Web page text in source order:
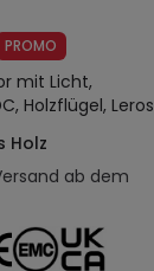
PROMO
mit Licht,
Holzflügel, Leros
Holz
ab dem